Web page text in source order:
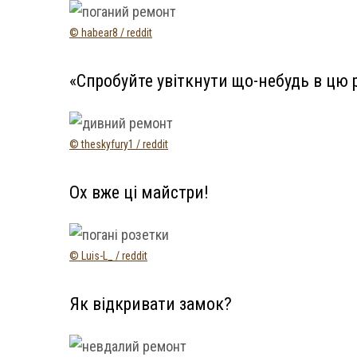
© habear8 / reddit
«Спробуйте увіткнути що-небудь в цю
© theskyfury1 / reddit
Ох вже ці майстри!
© Luis-L_ / reddit
Як відкривати замок?